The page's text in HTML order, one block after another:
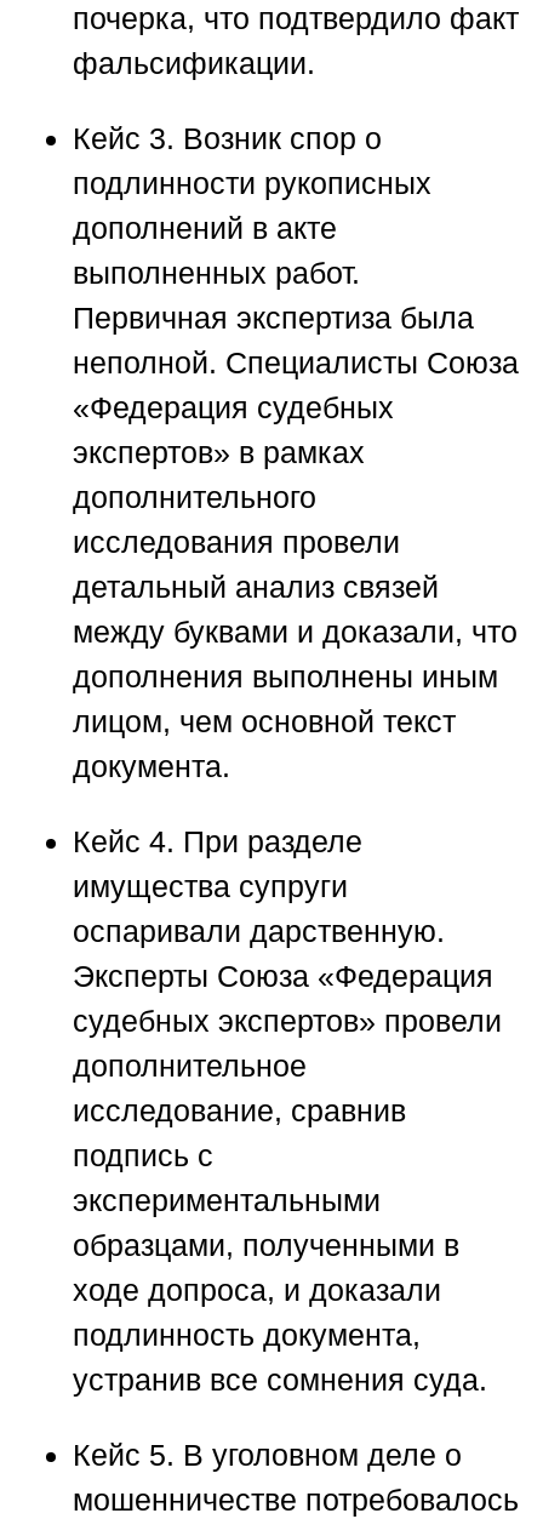
почерка, что подтвердило факт
фальсификации.
Кейс 3. Возник спор о
подлинности рукописных
дополнений в акте
выполненных работ.
Первичная экспертиза была
неполной. Специалисты Союза
«Федерация судебных
экспертов» в рамках
дополнительного
исследования провели
детальный анализ связей
между буквами и доказали, что
дополнения выполнены иным
лицом, чем основной текст
документа.
Кейс 4. При разделе
имущества супруги
оспаривали дарственную.
Эксперты Союза «Федерация
судебных экспертов» провели
дополнительное
исследование, сравнив
подпись с
экспериментальными
образцами, полученными в
ходе допроса, и доказали
подлинность документа,
устранив все сомнения суда.
Кейс 5. В уголовном деле о
мошенничестве потребовалось